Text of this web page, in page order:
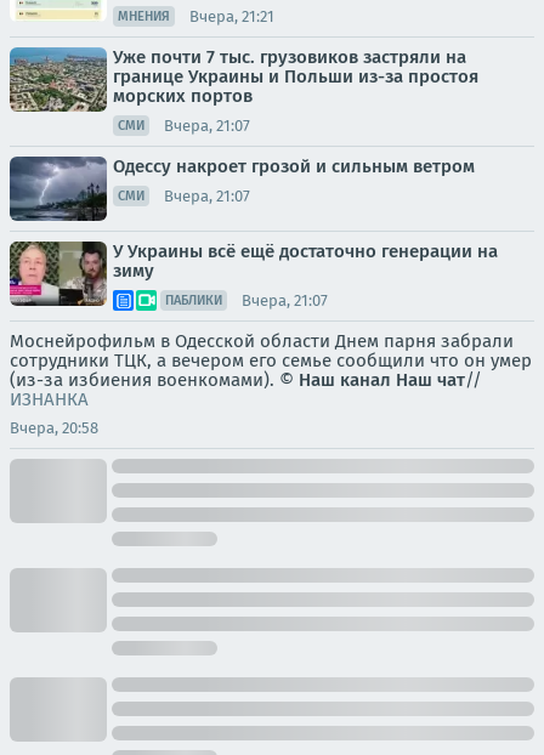
МНЕНИЯ Вчера, 21:21
Уже почти 7 тыс. грузовиков застряли на
границе Украины и Польши из-за простоя
морских портов
СМИ Вчера, 21:07
Одессу накроет грозой и сильным ветром
СМИ Вчера, 21:07
У Украины всё ещё достаточно генерации на
зиму
ПАБЛИКИ Вчера, 21:07
Моснейрофильм в Одесской области Днем парня забрали
сотрудники ТЦК, а вечером его семье сообщили что он умер
(из-за избиения военкомами). © Наш канал Наш чат//
ИЗНАНКА
Вчера, 20:58